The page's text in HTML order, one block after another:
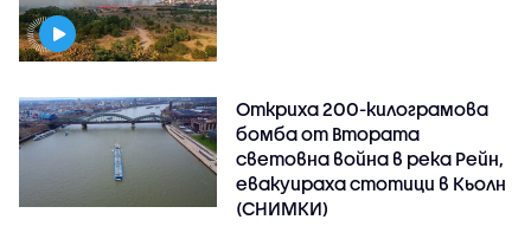
Откриха 200-килограмова
бомба от Втората
световна война в река Рейн,
евакуираха стотици в Кьолн
(СНИМКИ)